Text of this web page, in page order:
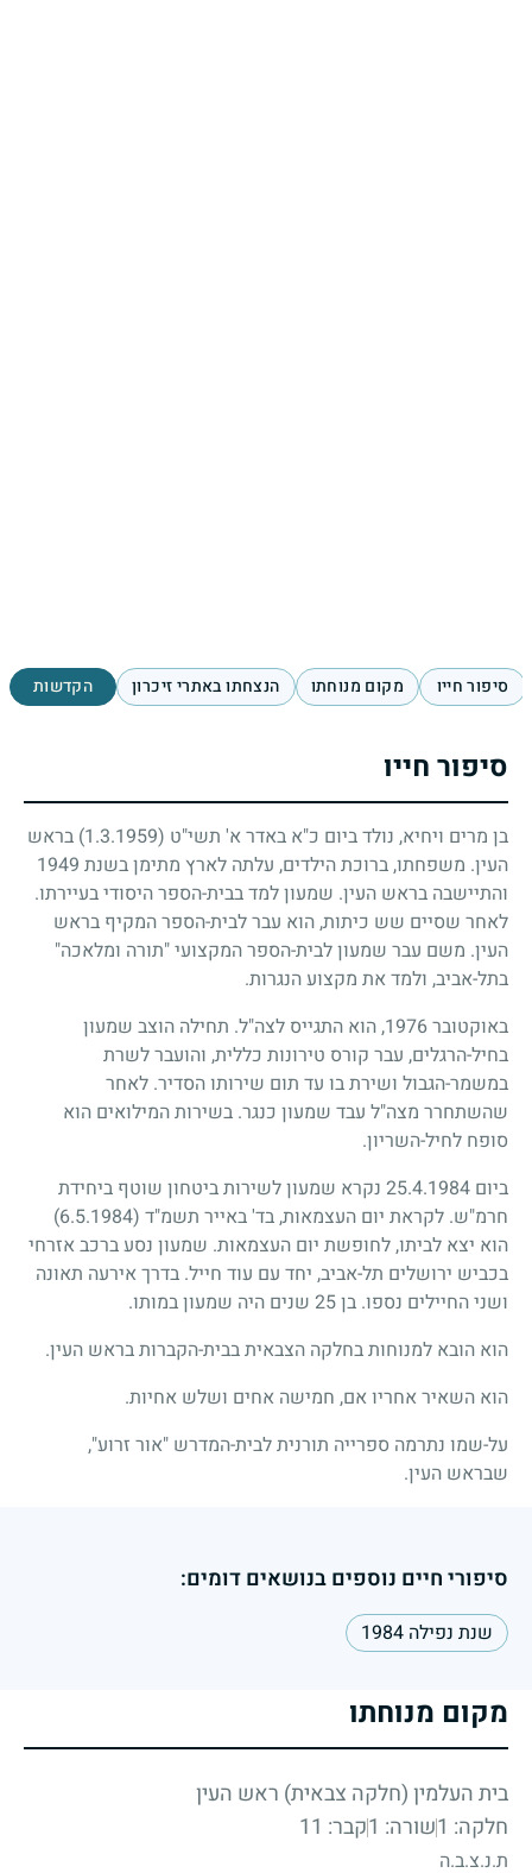
סיפור חייו מקום מנוחתו הנצחתו באתרי זיכרון הקדשות
סיפור חייו
בן מרים ויחיא, נולד ביום כ"א באדר א' תשי"ט (1.3.1959)
בראש
העין. משפחתו, ברוכת הילדים, עלתה לארץ מתימן בשנת 1949
והתיישבה בראש העין. שמעון למד בבית-הספר היסודי בעיירתו.
לאחר שסיים שש כיתות, הוא עבר לבית-הספר המקיף בראש
העין. משם עבר שמעון לבית-הספר המקצועי "תורה ומלאכה"
בתל-אביב, ולמד את מקצוע הנגרות.
באוקטובר1976, הוא התגייס לצה"ל. תחילה הוצב שמעון
בחיל-הרגלים, עבר קורס טירונות כללית, והועבר לשרת
במשמר-הגבול ושירת בו עד תום שירותו הסדיר. לאחר
שהשתחרר מצה"ל עבד שמעון כנגר. בשירות המילואים הוא
סופח לחיל-השריון.
ביום 25.4.1984 נקרא שמעון לשירות ביטחון שוטף ביחידת
חרמ"ש. לקראת יום העצמאות, בד' באייר תשמ"ד (6.5.1984)
הוא יצא לביתו, לחופשת יום העצמאות. שמעון נסע ברכב אזרחי
בכביש ירושלים תל-אביב, יחד עם עוד חייל. בדרך אירעה תאונה
ושני החיילים נספו. בן25 שנים היה שמעון במותו.
הוא הובא למנוחות בחלקה הצבאית בבית-הקברות בראש העין.
הוא השאיר אחריו אם, חמישה אחים ושלש אחיות.
על-שמו נתרמה ספרייה תורנית לבית-המדרש "אור זרוע",
שבראש העין.
סיפורי חיים נוספים בנושאים דומים:
שנת נפילה 1984
מקום מנוחתו
בית העלמין (חלקה צבאית) ראש העין
חלקה: 1
שורה: 1 קבר: 11
ת.נ.צ.ב.ה